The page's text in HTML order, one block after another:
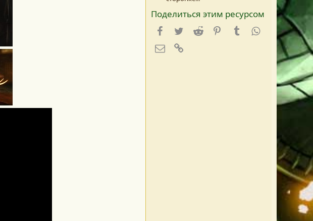
Поделиться этим ресурсом
Facebook
TwitterReddit PinterestTumblrWhatsApp
E-mail